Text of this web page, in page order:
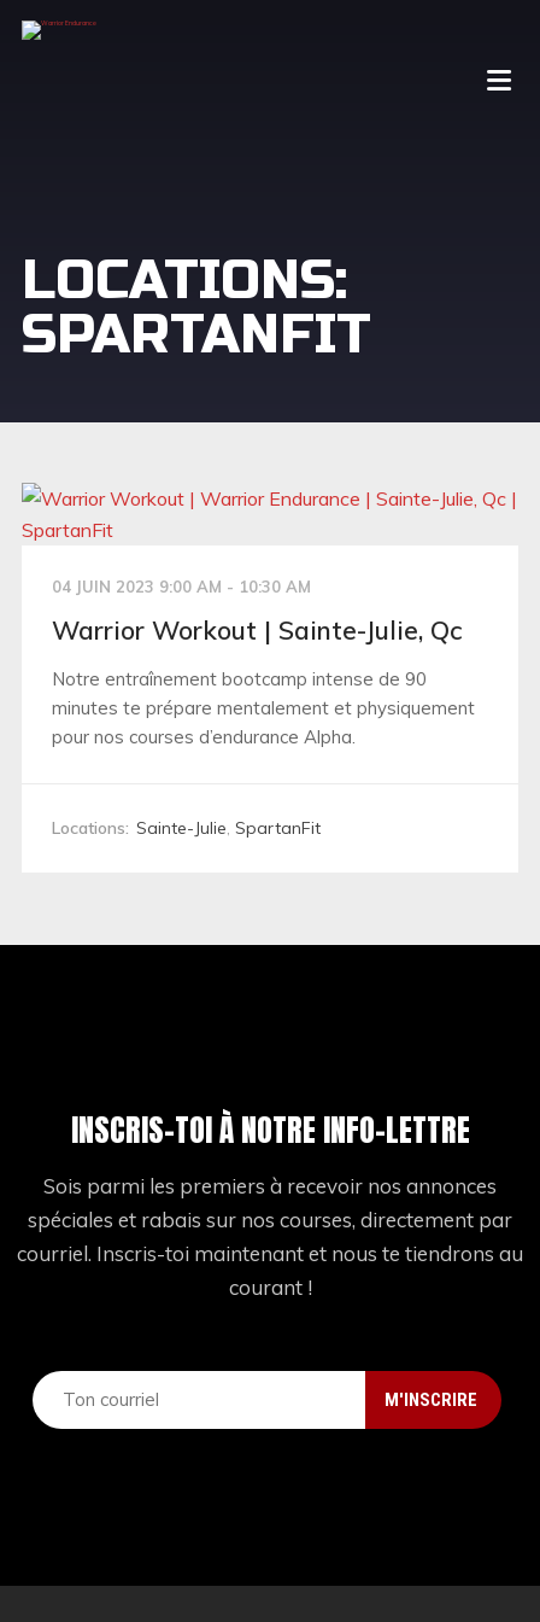
LOCATIONS:
SPARTANFIT
04 JUIN 2023 9:00 AM - 10:30 AM
Warrior Workout | Sainte-Julie, Qc
Notre entraînement bootcamp intense de 90
minutes te prépare mentalement et physiquement
pour nos courses d’endurance Alpha.
Locations: Sainte-Julie, SpartanFit
INSCRIS-TOI À NOTRE INFO-LETTRE
Sois parmi les premiers à recevoir nos annonces
spéciales et rabais sur nos courses, directement par
courriel. Inscris-toi maintenant et nous te tiendrons au
courant !